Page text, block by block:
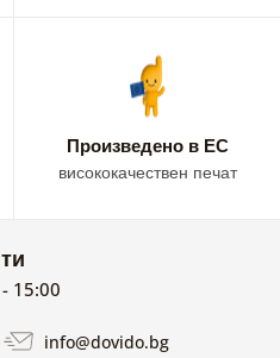
Произведено в ЕС
висококачествен печат
15:00
info@dovido.bg